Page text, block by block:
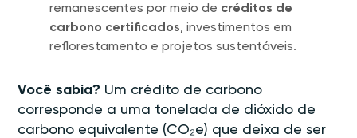
remanescentes por meio de créditos de
carbono certificados, investimentos em
reflorestamento e projetos sustentáveis.
Você sabia? Um crédito de carbono
corresponde a uma tonelada de dióxido de
carbono equivalente (CO₂e) que deixa de ser